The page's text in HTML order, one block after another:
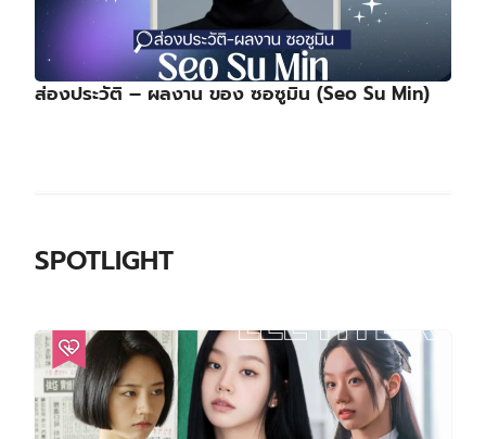
ส่องประวัติ – ผลงาน ของ ซอซูมิน (Seo Su Min)
SPOTLIGHT